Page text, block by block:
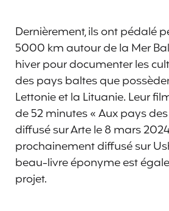
Dernièrement, ils ont pédalé
5000 km autour de la Mer
hiver pour documenter les
des pays baltes que
Lettonie et la Lituanie. Leur
de 52 minutes « Aux pays
diffusé sur Arte le 8 mars
prochainement diffusé sur
beau-livre éponyme est
projet.